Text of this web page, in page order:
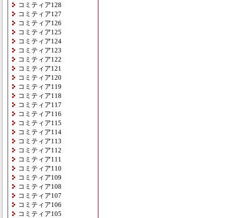
コミティア128
コミティア127
コミティア126
コミティア125
コミティア124
コミティア123
コミティア122
コミティア121
コミティア120
コミティア119
コミティア118
コミティア117
コミティア116
コミティア115
コミティア114
コミティア113
コミティア112
コミティア111
コミティア110
コミティア109
コミティア108
コミティア107
コミティア106
コミティア105